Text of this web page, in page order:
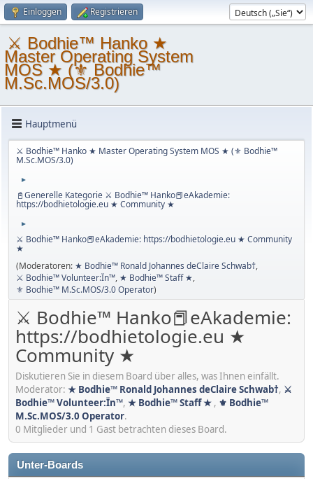
Einloggen Registrieren
⚔ Bodhie™ Hanko ★
Master Operating System
MOS ★ (⚜ Bodhie™
M.Sc.MOS/3.0)
Hauptmenü
⚔ Bodhie™ Hanko ★ Master Operating System MOS ★ (⚜ Bodhie™
M.Sc.MOS/3.0)
►
📓Generelle Kategorie ⚔ Bodhie™ Hanko📕eAkademie:
https://bodhietologie.eu ★ Community ★
►
⚔ Bodhie™ Hanko📕eAkademie: https://bodhietologie.eu ★ Community
★
(Moderatoren: ★ Bodhie™ Ronald Johannes deClaire Schwab†,
⚔ Bodhie™ Volunteer:Ïn™, ★ Bodhie™ Staff ★,
⚜ Bodhie™ M.Sc.MOS/3.0 Operator)
⚔ Bodhie™ Hanko📕eAkademie:
https://bodhietologie.eu ★
Community ★
Diskutieren Sie in diesem Board über alles, was Ihnen einfällt.
Moderator: ★ Bodhie™ Ronald Johannes deClaire Schwab†, ⚔
Bodhie™ Volunteer:Ïn™, ★ Bodhie™ Staff ★ , ⚜ Bodhie™
M.Sc.MOS/3.0 Operator.
0 Mitglieder und 1 Gast betrachten dieses Board.
Unter-Boards